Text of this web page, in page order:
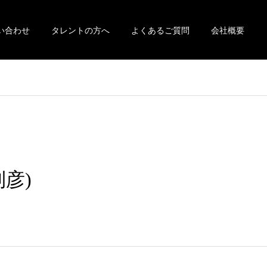
合わせ タレントの方へ よくあるご質問 会社概要
彦)